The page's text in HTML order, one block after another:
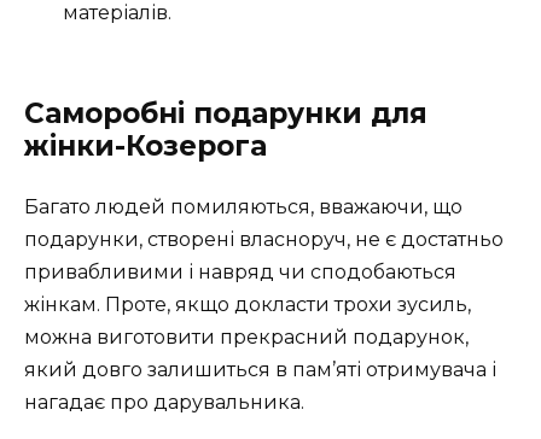
матеріалів.
Саморобні подарунки для
жінки-Козерога
Багато людей помиляються, вважаючи, що
подарунки, створені власноруч, не є достатньо
привабливими і навряд чи сподобаються
жінкам. Проте, якщо докласти трохи зусиль,
можна виготовити прекрасний подарунок,
який довго залишиться в пам’яті отримувача і
нагадає про дарувальника.